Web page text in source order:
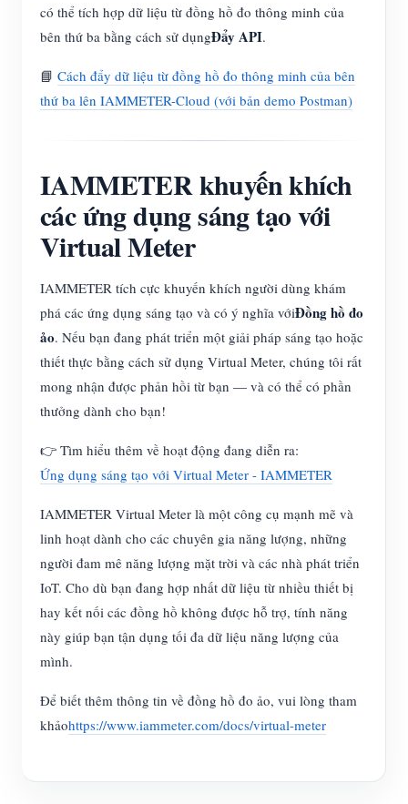
có thể tích hợp dữ liệu từ đồng hồ đo thông minh của
bên thứ ba bằng cách sử dụngĐẩy API.
📘 Cách đẩy dữ liệu từ đồng hồ đo thông minh của bên
thứ ba lên IAMMETER-Cloud (với bản demo Postman)
IAMMETER khuyến khích
các ứng dụng sáng tạo với
Virtual Meter
IAMMETER tích cực khuyến khích người dùng khám
phá các ứng dụng sáng tạo và có ý nghĩa vớiĐồng hồ đo
ảo. Nếu bạn đang phát triển một giải pháp sáng tạo hoặc
thiết thực bằng cách sử dụng Virtual Meter, chúng tôi rất
mong nhận được phản hồi từ bạn — và có thể có phần
thưởng dành cho bạn!
👉 Tìm hiểu thêm về hoạt động đang diễn ra:
Ứng dụng sáng tạo với Virtual Meter - IAMMETER
IAMMETER Virtual Meter là một công cụ mạnh mẽ và
linh hoạt dành cho các chuyên gia năng lượng, những
người đam mê năng lượng mặt trời và các nhà phát triển
IoT. Cho dù bạn đang hợp nhất dữ liệu từ nhiều thiết bị
hay kết nối các đồng hồ không được hỗ trợ, tính năng
này giúp bạn tận dụng tối đa dữ liệu năng lượng của
mình.
Để biết thêm thông tin về đồng hồ đo ảo, vui lòng tham
khảohttps://www.iammeter.com/docs/virtual-meter